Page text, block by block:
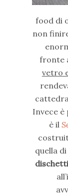
food di
non
fronte
vetro
Invece
è il
quella